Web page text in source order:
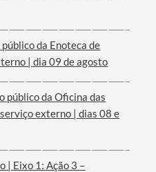
da Enoteca de
| dia 09 de agosto
público da Oficina das
externo | dias 08 e
| Eixo 1: Ação 3 –